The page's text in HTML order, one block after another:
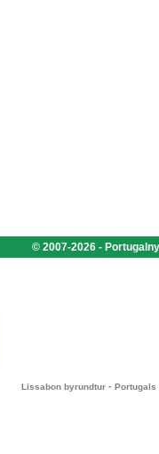
© 2007-2026 -
Lissabon byrundtur - Portugals